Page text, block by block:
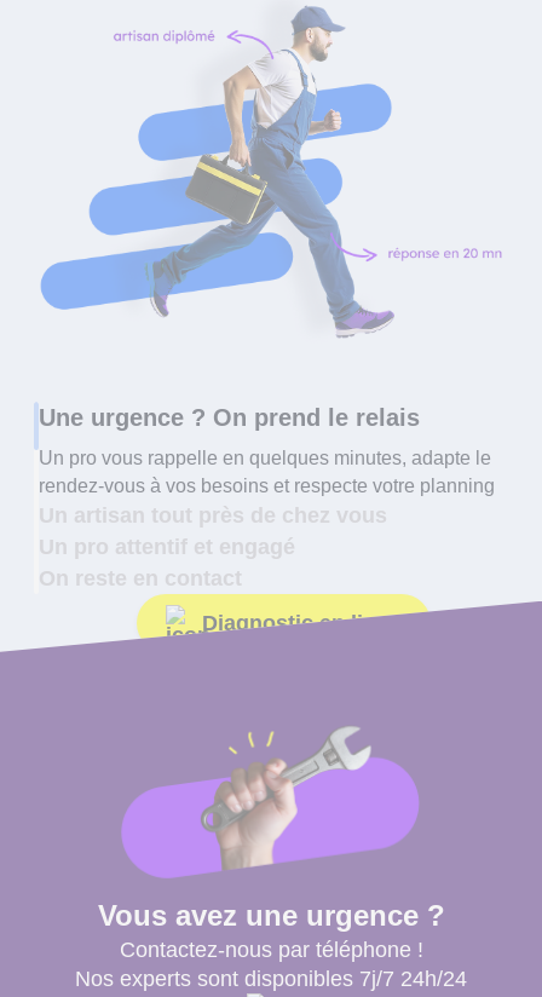
Une urgence ? On prend le relais
Un pro vous rappelle en quelques minutes, adapte le
rendez-vous à vos besoins et respecte votre planning
Un artisan tout près de chez vous
Un pro attentif et engagé
On reste en contact
Diagnostic en ligne
Vous avez une urgence ?
Contactez-nous par téléphone !
Nos experts sont disponibles 7j/7 24h/24